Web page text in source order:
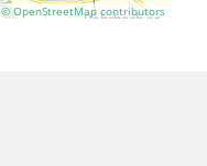
© OpenStreetMap contributors